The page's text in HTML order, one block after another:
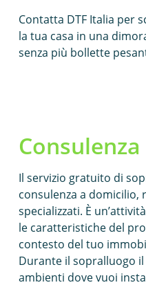
Contatta DTF Italia per
la tua casa in una
senza più bollette
Il servizio gratuito di
consulenza a domicilio,
specializzati. È
le caratteristiche del
contesto del tuo
Durante il sopralluogo
ambienti dove vuoi